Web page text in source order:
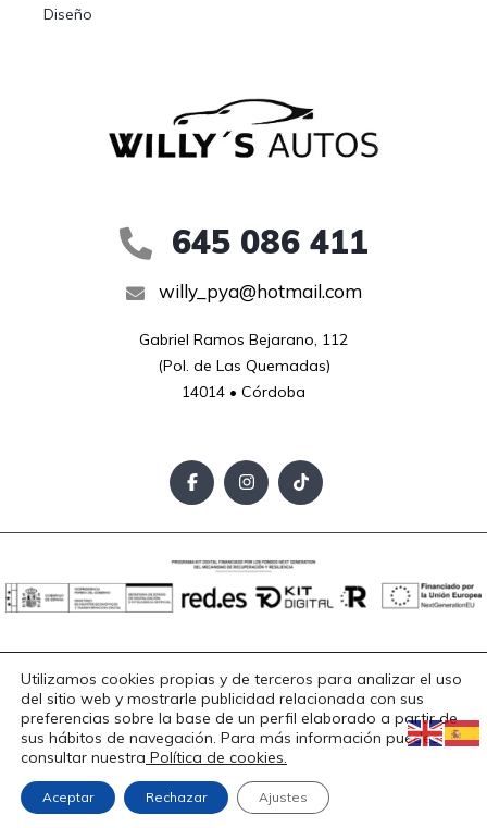
Diseño
645 086 411
willy_pya@hotmail.com
Gabriel Ramos Bejarano, 112
(Pol. de Las Quemadas)
14014 • Córdoba
Accesibilidad
Copyright © 2025. Todos los derechos reservados.
Diseño
Utilizamos cookies propias y de terceros para analizar el uso
del sitio web y mostrarle publicidad relacionada con sus
preferencias sobre la base de un perfil elaborado a partir de
sus hábitos de navegación. Para más información puedes
consultar nuestra Política de cookies.
Aceptar Rechazar Ajustes